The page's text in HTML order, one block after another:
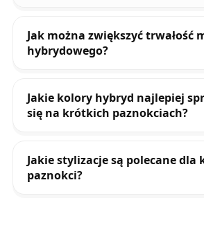
Jak można zwiększyć trwałość
hybrydowego?
Jakie kolory hybryd najlepiej
się na krótkich paznokciach?
Jakie stylizacje są polecane dla
paznokci?